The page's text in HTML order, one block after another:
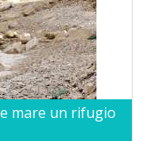
mare un rifugio